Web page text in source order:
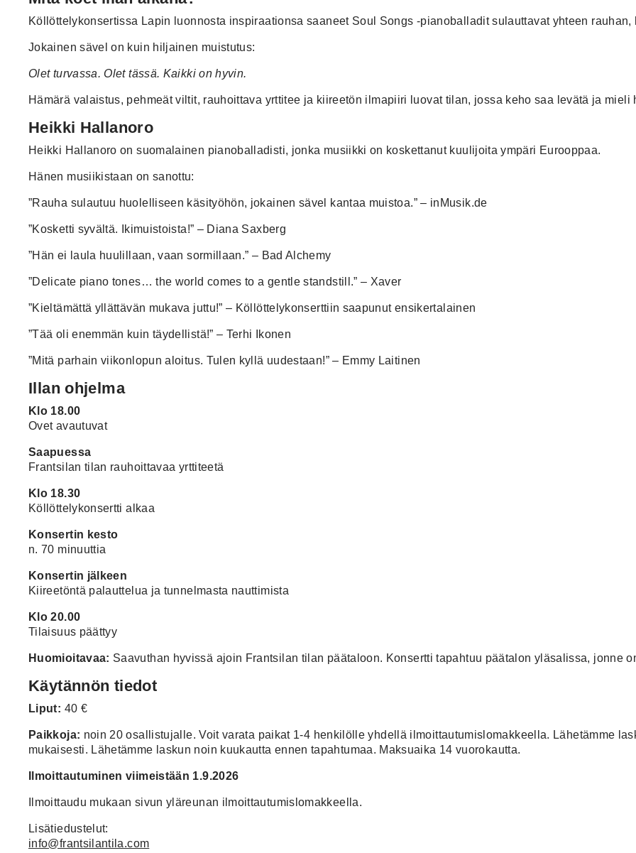
Köllöttelykonsertissa Lapin luonnosta inspiraationsa saaneet Soul Songs -pianoballadit sulauttavat yhteen
Jokainen sävel on kuin hiljainen muistutus:
Olet turvassa. Olet tässä. Kaikki on hyvin.
Hämärä valaistus, pehmeät viltit, rauhoittava yrttitee ja kiireetön ilmapiiri luovat tilan, jossa keho saa levätä ja mieli
Heikki Hallanoro
Heikki Hallanoro on suomalainen pianoballadisti, jonka musiikki on koskettanut kuulijoita ympäri Eurooppaa.
Hänen musiikistaan on sanottu:
”Rauha sulautuu huolelliseen käsityöhön, jokainen sävel kantaa muistoa.” – inMusik.de
”Kosketti syvältä. Ikimuistoista!” – Diana Saxberg
”Hän ei laula huulillaan, vaan sormillaan.” – Bad Alchemy
”Delicate piano tones… the world comes to a gentle standstill.” – Xaver
”Kieltämättä yllättävän mukava juttu!” – Köllöttelykonserttiin saapunut ensikertalainen
”Tää oli enemmän kuin täydellistä!” – Terhi Ikonen
”Mitä parhain viikonlopun aloitus. Tulen kyllä uudestaan!” – Emmy Laitinen
Illan ohjelma
Klo 18.00
Ovet avautuvat
Saapuessa
Frantsilan tilan rauhoittavaa yrttiteetä
Klo 18.30
Köllöttelykonsertti alkaa
Konsertin kesto
n. 70 minuuttia
Konsertin jälkeen
Kiireetöntä palauttelua ja tunnelmasta nauttimista
Klo 20.00
Tilaisuus päättyy
Huomioitavaa: Saavuthan hyvissä ajoin Frantsilan tilan päätaloon. Konsertti tapahtuu päätalon yläsalissa, jonne
Käytännön tiedot
Liput: 40 €
Paikkoja: noin 20 osallistujalle. Voit varata paikat 1-4 henkilölle yhdellä ilmoittautumislomakkeella. Lähetämme
mukaisesti. Lähetämme laskun noin kuukautta ennen tapahtumaa. Maksuaika 14 vuorokautta.
Ilmoittautuminen viimeistään 1.9.2026
Ilmoittaudu mukaan sivun yläreunan ilmoittautumislomakkeella.
Lisätiedustelut:
info@frantsilantila.com